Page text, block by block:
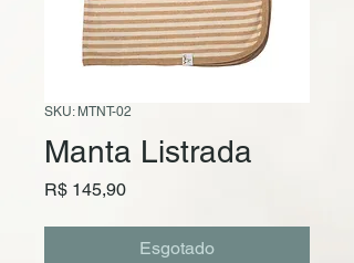
SKU: MTNT-02
Manta Listrada
R$ 145,90Preço
Esgotado